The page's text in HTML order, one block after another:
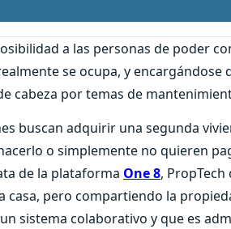
a las personas de poder
se ocupa, y encargándose
cabeza por temas de
buscan adquirir una segunda
o simplemente no quieren
de la plataforma One 8,
pero compartiendo la
sistema colaborativo y que es